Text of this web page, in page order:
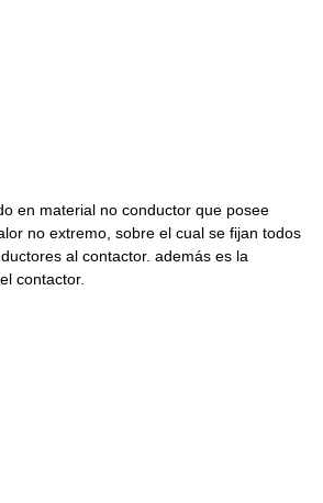
en material no conductor que posee
no extremo, sobre el cual se fijan todos
al contactor. además es la
contactor.